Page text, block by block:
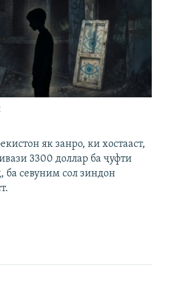
як занро, ки хостааст,
3300 доллар ба ҷуфти
ба севуним сол зиндон